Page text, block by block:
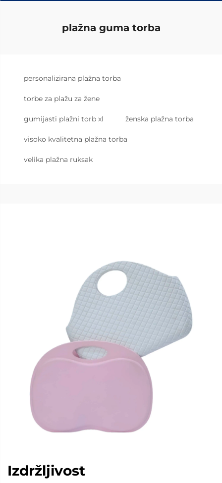
plažna guma torba
personalizirana plažna torba
torbe za plažu za žene
gumijasti plažni torb xl ženska plažna torba
visoko kvalitetna plažna torba
velika plažna ruksak
Izdržljivost